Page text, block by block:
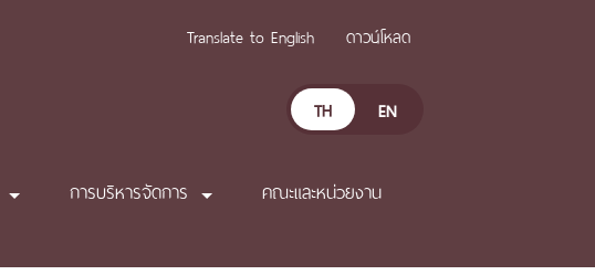
Translate to English ดาวน์โหลด
TH EN
การบริหารจัดการ
คณะและหน่วยงาน